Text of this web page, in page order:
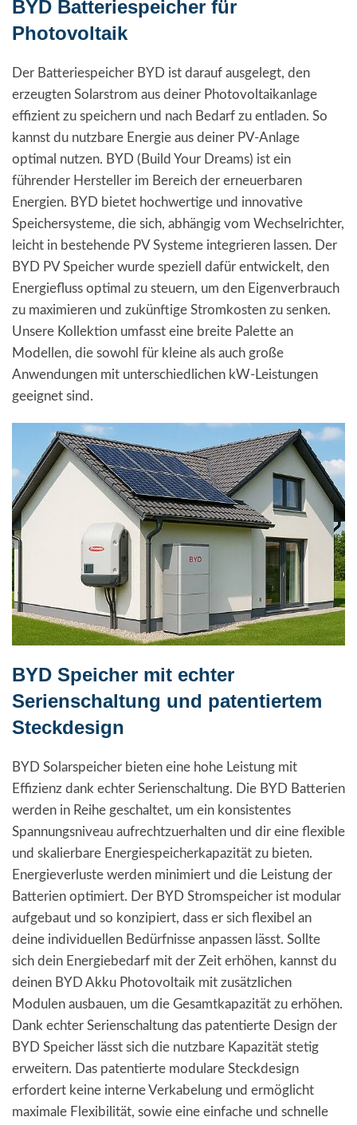
BYD Batteriespeicher für
Photovoltaik
Der Batteriespeicher BYD ist darauf ausgelegt, den
erzeugten Solarstrom aus deiner Photovoltaikanlage
effizient zu speichern und nach Bedarf zu entladen. So
kannst du nutzbare Energie aus deiner PV-Anlage
optimal nutzen. BYD (Build Your Dreams) ist ein
führender Hersteller im Bereich der erneuerbaren
Energien. BYD bietet hochwertige und innovative
Speichersysteme, die sich, abhängig vom Wechselrichter,
leicht in bestehende PV Systeme integrieren lassen. Der
BYD PV Speicher wurde speziell dafür entwickelt, den
Energiefluss optimal zu steuern, um den Eigenverbrauch
zu maximieren und zukünftige Stromkosten zu senken.
Unsere Kollektion umfasst eine breite Palette an
Modellen, die sowohl für kleine als auch große
Anwendungen mit unterschiedlichen kW-Leistungen
geeignet sind.
BYD Speicher mit echter
Serienschaltung und patentiertem
Steckdesign
BYD Solarspeicher bieten eine hohe Leistung mit
Effizienz dank echter Serienschaltung. Die BYD Batterien
werden in Reihe geschaltet, um ein konsistentes
Spannungsniveau aufrechtzuerhalten und dir eine flexible
und skalierbare Energiespeicherkapazität zu bieten.
Energieverluste werden minimiert und die Leistung der
Batterien optimiert. Der BYD Stromspeicher ist modular
aufgebaut und so konzipiert, dass er sich flexibel an
deine individuellen Bedürfnisse anpassen lässt. Sollte
sich dein Energiebedarf mit der Zeit erhöhen, kannst du
deinen BYD Akku Photovoltaik mit zusätzlichen
Modulen ausbauen, um die Gesamtkapazität zu erhöhen.
Dank echter Serienschaltung das patentierte Design der
BYD Speicher lässt sich die nutzbare Kapazität stetig
erweitern. Das patentierte modulare Steckdesign
erfordert keine interne Verkabelung und ermöglicht
maximale Flexibilität, sowie eine einfache und schnelle